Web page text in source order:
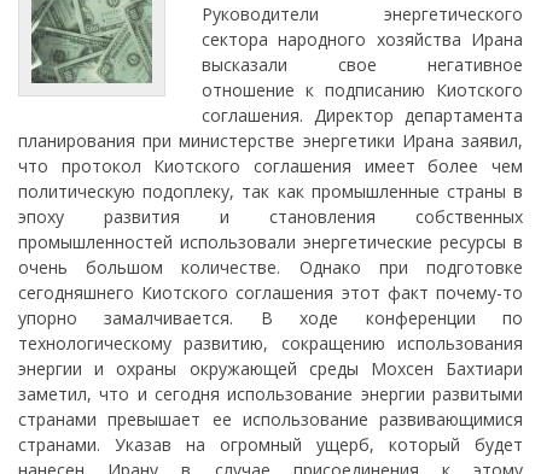
Руководители энергетического
сектора народного хозяйства Ирана
высказали свое негативное
отношение к подписанию Киотского
соглашения. Директор департамента
планирования при министерстве энергетики Ирана заявил,
что протокол Киотского соглашения имеет более чем
политическую подоплеку, так как промышленные страны в
эпоху развития и становления собственных
промышленностей использовали энергетические ресурсы в
очень большом количестве. Однако при подготовке
сегодняшнего Киотского соглашения этот факт почему-то
упорно замалчивается. В ходе конференции по
технологическому развитию, сокращению использования
энергии и охраны окружающей среды Мохсен Бахтиари
заметил, что и сегодня использование энергии развитыми
странами превышает ее использование развивающимися
странами. Указав на огромный ущерб, который будет
нанесен Ирану в случае присоединения к этому